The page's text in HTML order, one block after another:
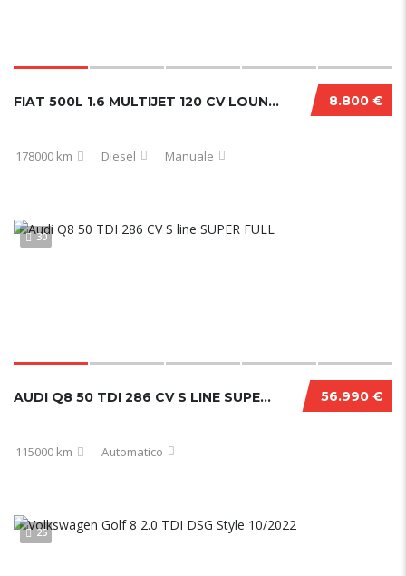
8.800 €
FIAT 500L 1.6 MULTIJET 120 CV LOUNGE 2018 FULL
178000 km Diesel Manuale
30
56.990 €
AUDI Q8 50 TDI 286 CV S LINE SUPER FULL
115000 km Automatico
25